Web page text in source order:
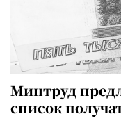
Минтруд
список